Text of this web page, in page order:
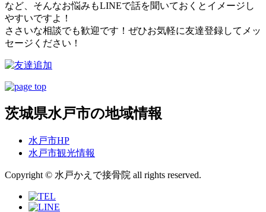
など、そんなお悩みもLINEで話を聞いておくとイメージし
やすいですよ！
ささいな相談でも歓迎です！ぜひお気軽に友達登録してメッ
セージください！
茨城県水戸市の地域情報
水戸市HP
水戸市観光情報
Copyright © 水戸かえで接骨院 all rights reserved.